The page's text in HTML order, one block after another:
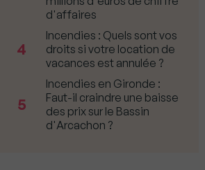
d'affaires
4
Incendies : Quels sont vos
droits si votre location de
vacances est annulée ?
5
Incendies en Gironde :
Faut-il craindre une baisse
des prix sur le Bassin
d'Arcachon ?